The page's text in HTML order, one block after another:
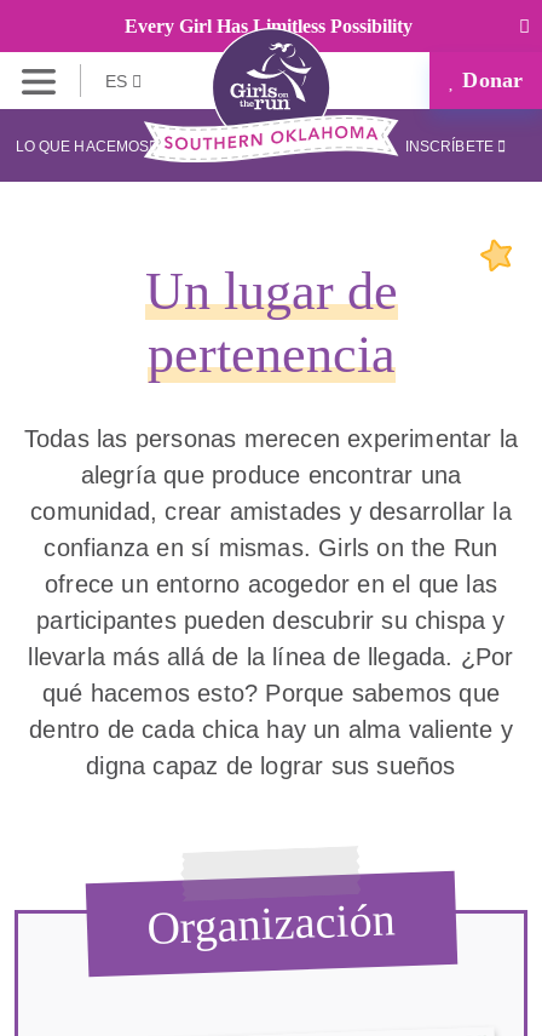
Every Girl Has Limitless Possibility
ES Donar
LO QUE HACEMOS INSCRÍBETE
Un lugar de
pertenencia
Todas las personas merecen experimentar la
alegría que produce encontrar una
comunidad, crear amistades y desarrollar la
confianza en sí mismas. Girls on the Run
ofrece un entorno acogedor en el que las
participantes pueden descubrir su chispa y
llevarla más allá de la línea de llegada. ¿Por
qué hacemos esto? Porque sabemos que
dentro de cada chica hay un alma valiente y
digna capaz de lograr sus sueños
Organización